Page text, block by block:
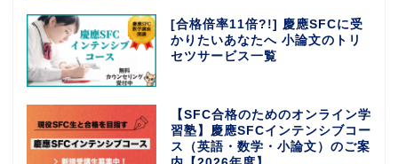
[合格倍率11倍?!] 慶應SFCに受
かりたいあなたへ 小論文のトリ
セツサービス一覧
【SFC合格のためのオンライン学
習塾】慶應SFCインテンシブコー
ス（英語・数学・小論文）のご案